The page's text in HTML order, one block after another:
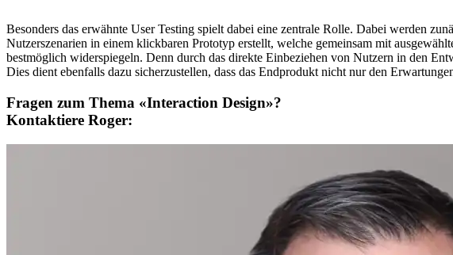
Besonders das erwähnte User Testing spielt dabei eine zentrale Rolle. Dabei werden
Nutzerszenarien in einem klickbaren Prototyp erstellt, welche gemeinsam mit
bestmöglich widerspiegeln. Denn durch das direkte Einbeziehen von Nutzern in den
Dies dient ebenfalls dazu sicherzustellen, dass das Endprodukt nicht nur den
Fragen zum Thema «Interaction Design»?
Kontaktiere Roger: